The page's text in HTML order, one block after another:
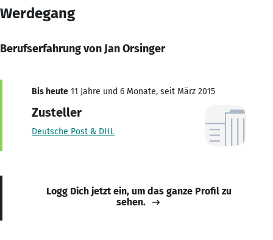
Werdegang
Berufserfahrung von Jan Orsinger
Bis heute 11 Jahre und 6 Monate, seit März 2015
Zusteller
Deutsche Post & DHL
Logg Dich jetzt ein, um das ganze Profil zu
sehen.